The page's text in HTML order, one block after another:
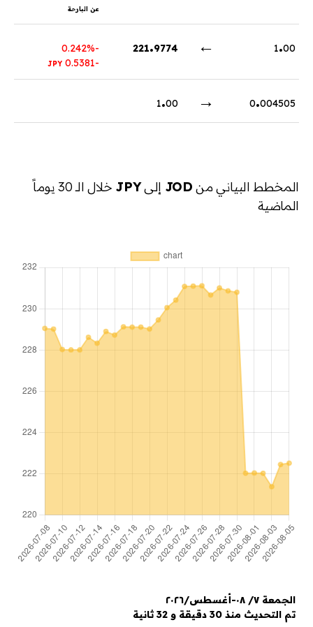
عن البارحة
1.00
←
221.9774
-0.242%
-0.5381
JPY
0.004505
→
1.00
المخطط البياني من JOD إلىJPY
خلال الـ 30 يوماً
الماضية
الجمعة ٧/ ٠٨-أغسطس/٢٠٢٦
تم التحديث منذ 30 دقيقة و 32 ثانية